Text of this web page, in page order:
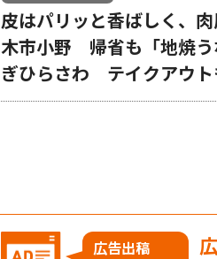
皮はパリッと香ばしく、
木市小野 帰省も「地焼
ぎひらさわ テイクアウト
広告出稿